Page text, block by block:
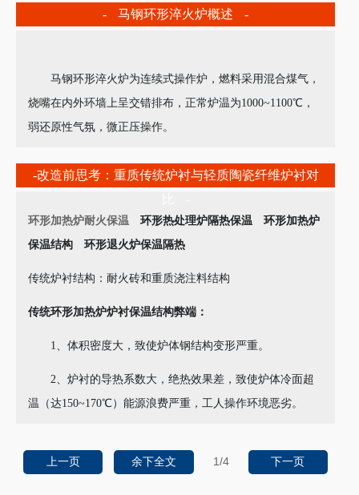
- 马钢环形淬火炉概述 -
马钢环形淬火炉为连续式操作炉，燃料采用混合煤气，
烧嘴在内外环墙上呈交错排布，正常炉温为1000~1100℃，
弱还原性气氛，微正压操作。
-改造前思考：重质传统炉衬与轻质陶瓷纤维炉衬对
环形加热炉耐火保温 环形热处理炉隔热保温 环形加热炉
保温结构 环形退火炉保温隔热
传统炉衬结构：耐火砖和重质浇注料结构
传统环形加热炉炉衬保温结构弊端：
1、体积密度大，致使炉体钢结构变形严重。
2、炉衬的导热系数大，绝热效果差，致使炉体冷面超
温（达150~170℃）能源浪费严重，工人操作环境恶劣。
上一页 余下全文 1/4 下一页